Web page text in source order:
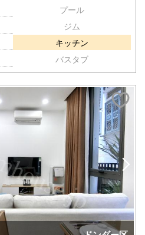
プール
ジム
キッチン
バスタブ